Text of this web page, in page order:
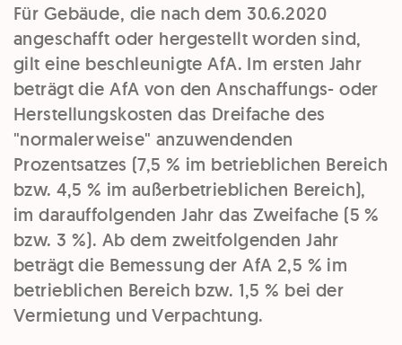
Für Gebäude, die nach dem 30.6.2020
angeschafft oder hergestellt worden sind,
gilt eine beschleunigte AfA. Im ersten Jahr
beträgt die AfA von den Anschaffungs- oder
Herstellungskosten das Dreifache des
"normalerweise" anzuwendenden
Prozentsatzes (7,5 % im betrieblichen Bereich
bzw. 4,5 % im außerbetrieblichen Bereich),
im darauffolgenden Jahr das Zweifache (5 %
bzw. 3 %). Ab dem zweitfolgenden Jahr
beträgt die Bemessung der AfA 2,5 % im
betrieblichen Bereich bzw. 1,5 % bei der
Vermietung und Verpachtung.